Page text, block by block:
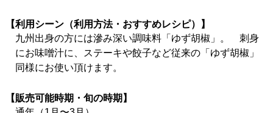
【利用シーン（利用方法・おすすめレシピ）】
九州出身の方には滲み深い調味料「ゆず胡椒」。 刺身
にお味噌汁に、ステーキや餃子など従来の「ゆず胡椒」
同様にお使い頂けます。
【販売可能時期・旬の時期】